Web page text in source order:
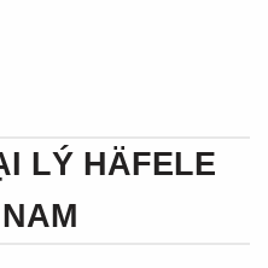
LÝ HÄFELE